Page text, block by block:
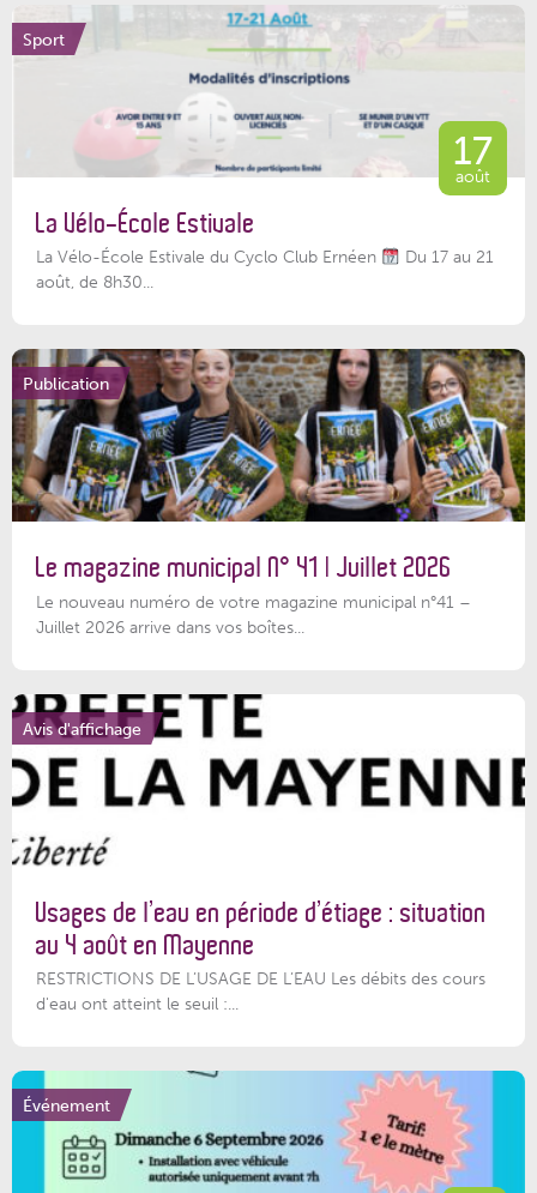
Sport
17
août
La Vélo-École Estivale
La Vélo-École Estivale du Cyclo Club Ernéen
Du 17 au 21
août, de 8h30...
Publication
Le magazine municipal N° 41 | Juillet 2026
Le nouveau numéro de votre magazine municipal n°41 –
Juillet 2026 arrive dans vos boîtes...
Avis d'affichage
Usages de l’eau en période d’étiage : situation
au 4 août en Mayenne
RESTRICTIONS DE L’USAGE DE L’EAU Les débits des cours
d'eau ont atteint le seuil :...
Événement